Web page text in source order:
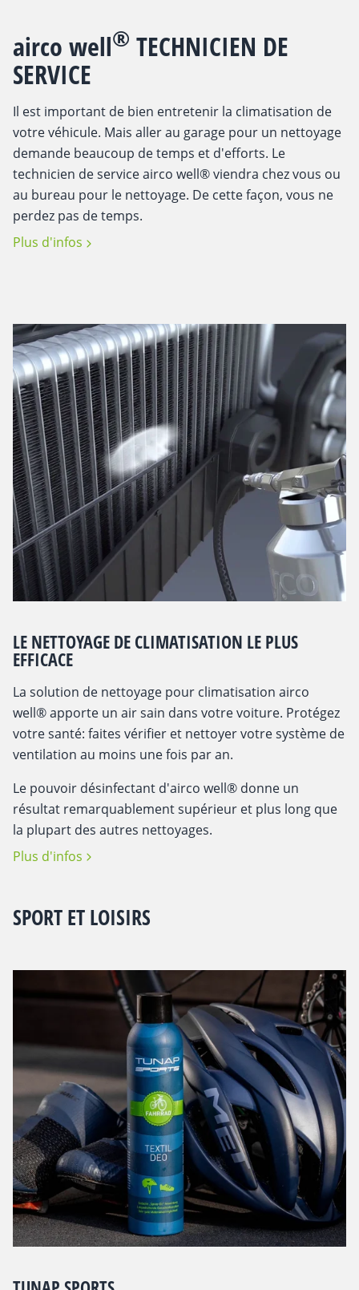
airco well® TECHNICIEN DE
SERVICE
Il est important de bien entretenir la climatisation de
votre véhicule. Mais aller au garage pour un nettoyage
demande beaucoup de temps et d'efforts. Le
technicien de service airco well® viendra chez vous ou
au bureau pour le nettoyage. De cette façon, vous ne
perdez pas de temps.
Plus d'infos
LE NETTOYAGE DE CLIMATISATION LE PLUS
EFFICACE
La solution de nettoyage pour climatisation airco
well® apporte un air sain dans votre voiture. Protégez
votre santé: faites vérifier et nettoyer votre système de
ventilation au moins une fois par an.
Le pouvoir désinfectant d'airco well® donne un
résultat remarquablement supérieur et plus long que
la plupart des autres nettoyages.
Plus d'infos
SPORT ET LOISIRS